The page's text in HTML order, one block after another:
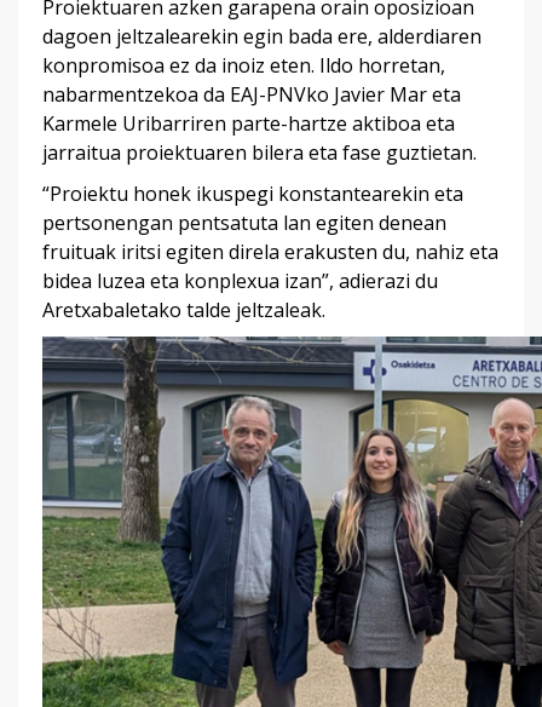
Proiektuaren azken garapena orain oposizioan
dagoen jeltzalearekin egin bada ere, alderdiaren
konpromisoa ez da inoiz eten. Ildo horretan,
nabarmentzekoa da EAJ-PNVko Javier Mar eta
Karmele Uribarriren parte-hartze aktiboa eta
jarraitua proiektuaren bilera eta fase guztietan.
“Proiektu honek ikuspegi konstantearekin eta
pertsonengan pentsatuta lan egiten denean
fruituak iritsi egiten direla erakusten du, nahiz eta
bidea luzea eta konplexua izan”, adierazi du
Aretxabaletako talde jeltzaleak.